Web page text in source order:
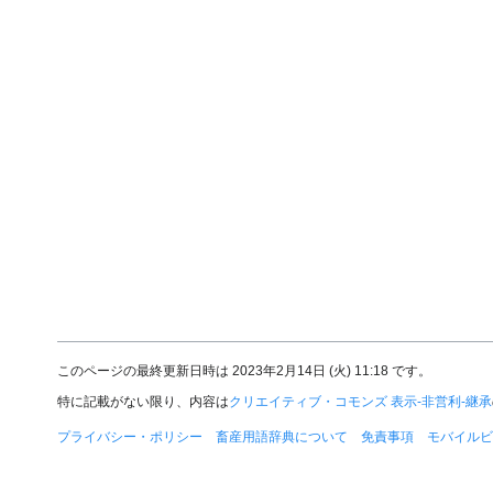
このページの最終更新日時は 2023年2月14日 (火) 11:18 です。
特に記載がない限り、内容はクリエイティブ・コモンズ 表示-非営利-継承
プライバシー・ポリシー 畜産用語辞典について 免責事項 モバイル